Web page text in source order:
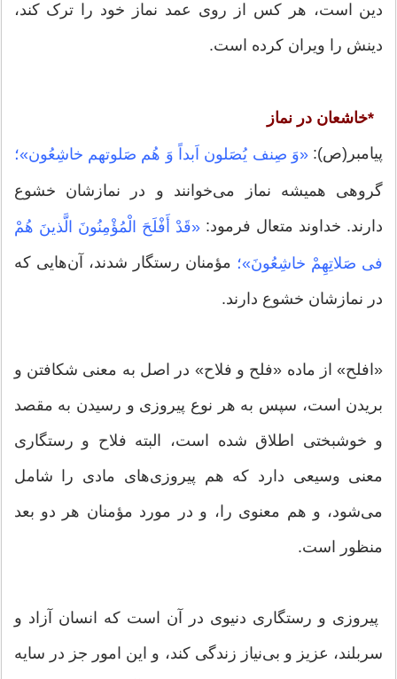
دین است، هر کس از روى عمد نماز خود را ترک کند،
دینش را ویران کرده است.
*خاشعان در نماز
پیامبر(ص): «وَ صِنف یُصَلون اَبداً وَ هُم صَلوتهم خاشِعُون»؛
گروهی همیشه نماز می‌خوانند و در نمازشان خشوع
دارند. خداوند متعال فرمود: «قَدْ أَفْلَحَ الْمُؤْمِنُونَ الَّذینَ هُمْ
فی‏ صَلاتِهِمْ خاشِعُونَ»؛ مؤمنان رستگار شدند، آن‌هایی که
در نمازشان خشوع دارند.
«افلح» از ماده «فلح و فلاح» در اصل به معنى شکافتن و
بریدن است، سپس به هر نوع پیروزى و رسیدن به مقصد
و خوشبختى اطلاق شده است، البته فلاح و رستگارى
معنى وسیعى دارد که هم پیروزی‌هاى مادى را شامل
مى‌‏شود، و هم معنوى را، و در مورد مؤمنان هر دو بعد
منظور است.
پیروزى و رستگارى دنیوى در آن است که انسان آزاد و
سربلند، عزیز و بى‌نیاز زندگى کند، و این امور جز در سایه